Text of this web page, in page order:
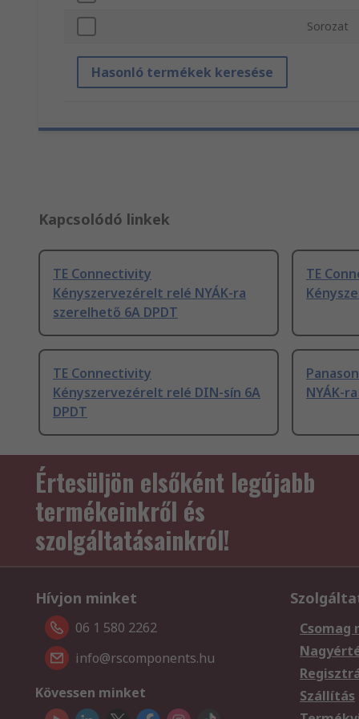
Sorozat
Hasonló termékek keresése
Kapcsolódó linkek
TE Connectivity
Kényszervezérelt relé NYÁK-ra
szerelhető 6A DPDT
TE
TE Connectivity
Kényszervezérelt relé DIN-sín 6A
DPDT
NYÁK-
Értesüljön elsőként legújabb
termékeinkről és
szolgáltatásainkról!
Hívjon minket
06 1 580 2262
info@rscomponents.hu
Kövessen minket
Csomag
Szállítás